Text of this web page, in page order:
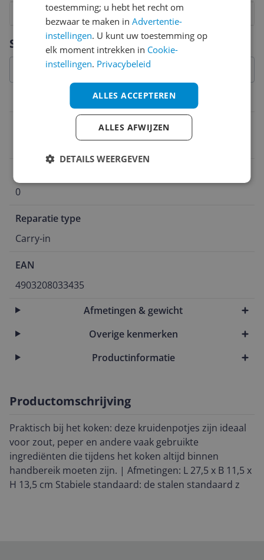
Specificaties
Fabrieksgarantie
Fabrieksgarantie termijn
0
Reparatie type
Carry-in
EAN
4903208033435
Afmetingen & gewicht
Overige kenmerken
Productinformatie
Productomschrijving
Praktisch bij het koken: deze kruidenpotjes zijn ideaal
voor zout, peper en andere vaak gebruikte
ingrediënten die tijdens het koken altijd binnen
handbereik moeten zijn. | Afmetingen: L 27,5 x B 11,5 x
H 13,5 cm Stabiele standaard: de stalen standaard z
7
6
5
4
3
2
Vraag 1 van 4
toestemming; u hebt het recht om
bezwaar te maken inAdvertentie-
instellingen. U kunt uw toestemming op
elk moment intrekken in Cookie-
instellingen. Privacybeleid
ALLES ACCEPTEREN
ALLES AFWIJZEN
DETAILS WEERGEVEN